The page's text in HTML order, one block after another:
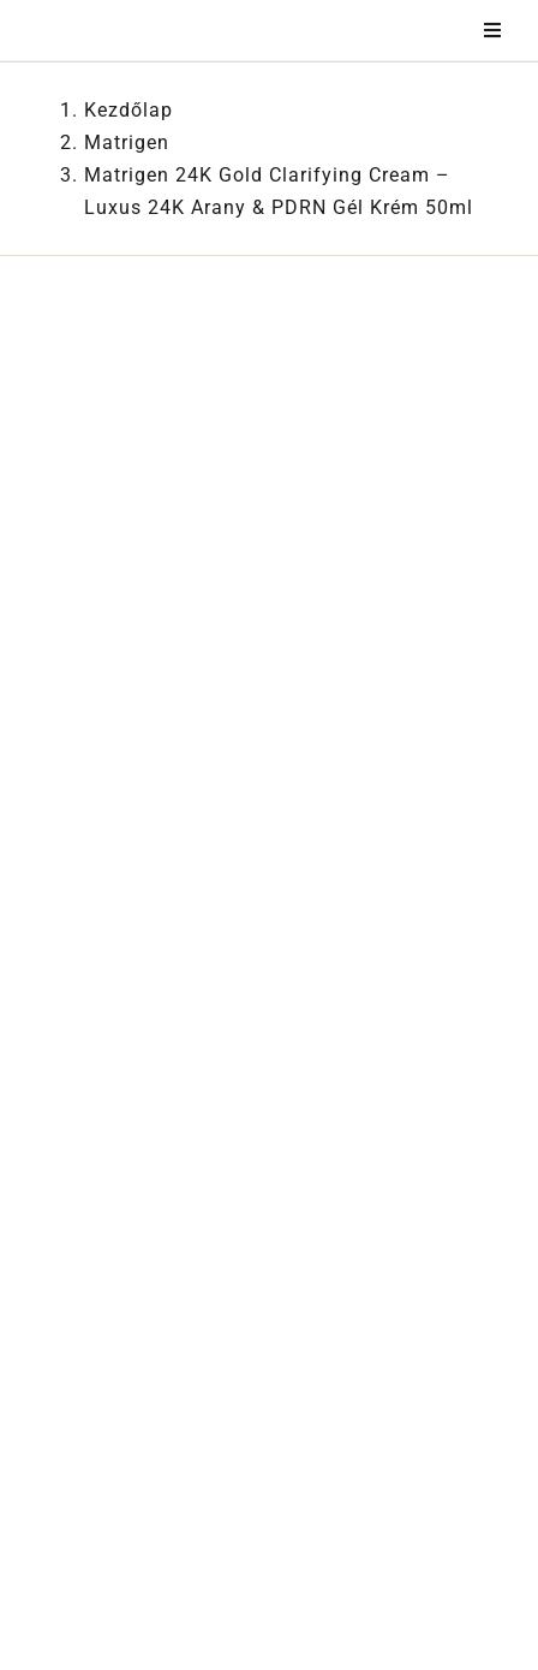
Kezdőlap
Matrigen
Matrigen 24K Gold Clarifying Cream –
Luxus 24K Arany & PDRN Gél Krém 50ml